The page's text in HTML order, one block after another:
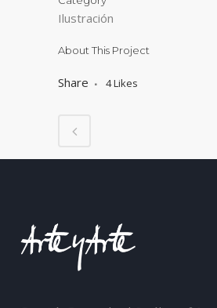
Ilustración
About This Project
Share 4Likes